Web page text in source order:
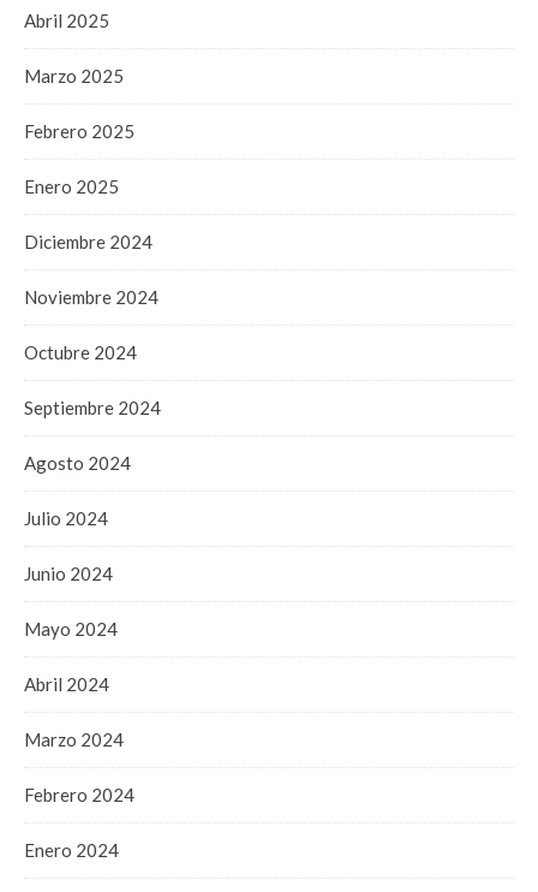
Abril 2025
Marzo 2025
Febrero 2025
Enero 2025
Diciembre 2024
Noviembre 2024
Octubre 2024
Septiembre 2024
Agosto 2024
Julio 2024
Junio 2024
Mayo 2024
Abril 2024
Marzo 2024
Febrero 2024
Enero 2024